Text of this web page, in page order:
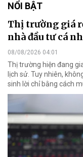
NỔI BẬT
Thị trường giá
nhà đầu tư cá
08/08/2026 04:01
Thị trường hiện đang
lịch sử. Tuy nhiên,
sinh lời chỉ bằng cách